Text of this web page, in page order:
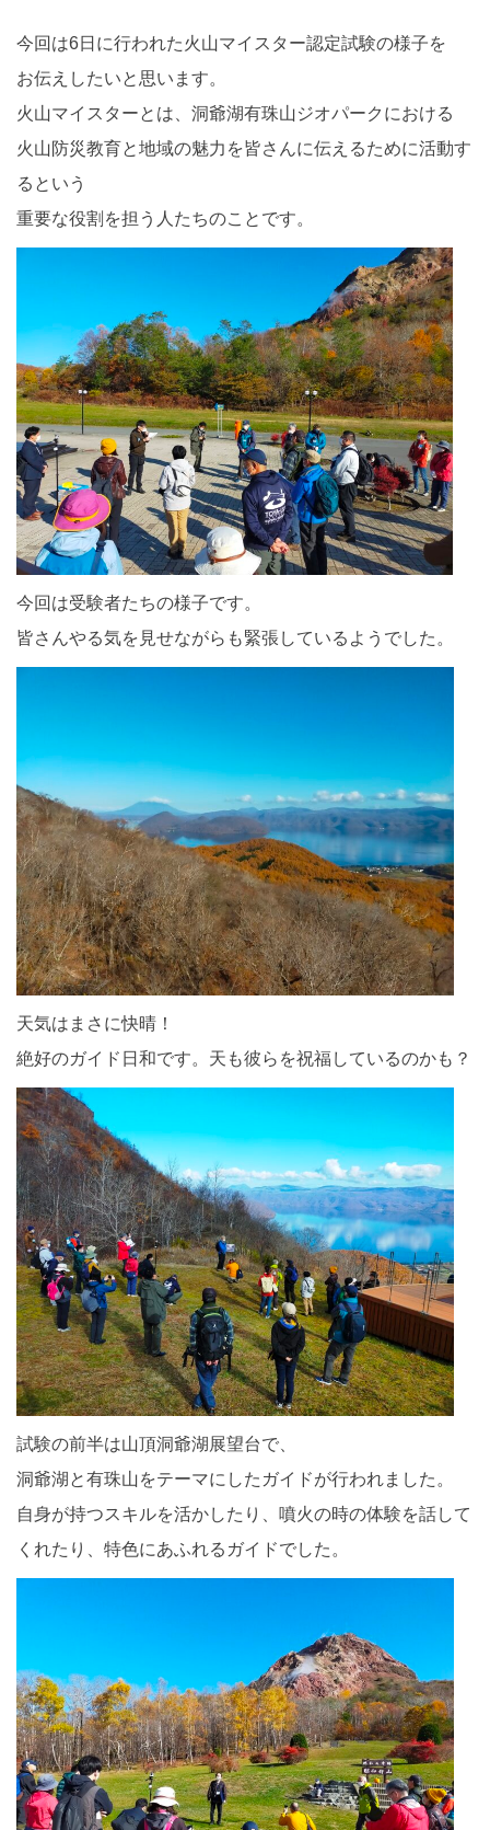
今回は6日に行われた火山マイスター認定試験の様子を
お伝えしたいと思います。
火山マイスターとは、洞爺湖有珠山ジオパークにおける
火山防災教育と地域の魅力を皆さんに伝えるために活動す
るという
重要な役割を担う人たちのことです。
今回は受験者たちの様子です。
皆さんやる気を見せながらも緊張しているようでした。
天気はまさに快晴！
絶好のガイド日和です。天も彼らを祝福しているのかも？
試験の前半は山頂洞爺湖展望台で、
洞爺湖と有珠山をテーマにしたガイドが行われました。
自身が持つスキルを活かしたり、噴火の時の体験を話して
くれたり、特色にあふれるガイドでした。